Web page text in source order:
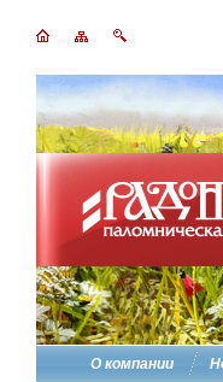
О компании